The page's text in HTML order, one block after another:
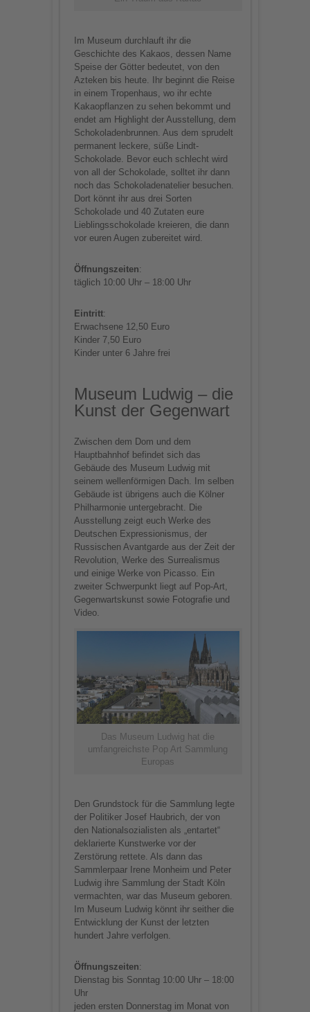
Im Museum durchlauft ihr die
Geschichte des Kakaos, dessen Name
Speise der Götter bedeutet, von den
Azteken bis heute. Ihr beginnt die Reise
in einem Tropenhaus, wo ihr echte
Kakaopflanzen zu sehen bekommt und
endet am Highlight der Ausstellung, dem
Schokoladenbrunnen. Aus dem sprudelt
permanent leckere, süße Lindt-
Schokolade. Bevor euch schlecht wird
von all der Schokolade, solltet ihr dann
noch das Schokoladenatelier besuchen.
Dort könnt ihr aus drei Sorten
Schokolade und 40 Zutaten eure
Lieblingsschokolade kreieren, die dann
vor euren Augen zubereitet wird.
Öffnungszeiten:
täglich 10:00 Uhr – 18:00 Uhr
Eintritt:
Erwachsene 12,50 Euro
Kinder 7,50 Euro
Kinder unter 6 Jahre frei
Museum Ludwig – die
Kunst der Gegenwart
Zwischen dem Dom und dem
Hauptbahnhof befindet sich das
Gebäude des Museum Ludwig mit
seinem wellenförmigen Dach. Im selben
Gebäude ist übrigens auch die Kölner
Philharmonie untergebracht. Die
Ausstellung zeigt euch Werke des
Deutschen Expressionismus, der
Russischen Avantgarde aus der Zeit der
Revolution, Werke des Surrealismus
und einige Werke von Picasso. Ein
zweiter Schwerpunkt liegt auf Pop-Art,
Gegenwartskunst sowie Fotografie und
Video.
Das Museum Ludwig hat die
umfangreichste Pop Art Sammlung
Europas
Den Grundstock für die Sammlung legte
der Politiker Josef Haubrich, der von
den Nationalsozialisten als „entartet“
deklarierte Kunstwerke vor der
Zerstörung rettete. Als dann das
Sammlerpaar Irene Monheim und Peter
Ludwig ihre Sammlung der Stadt Köln
vermachten, war das Museum geboren.
Im Museum Ludwig könnt ihr seither die
Entwicklung der Kunst der letzten
hundert Jahre verfolgen.
Öffnungszeiten:
Dienstag bis Sonntag 10:00 Uhr – 18:00
Uhr
jeden ersten Donnerstag im Monat von